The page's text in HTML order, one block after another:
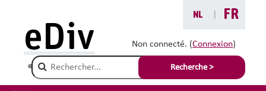
NL
FR
Non connecté. (Connexion)
Champ de recherche
Recherche >
eDiv
Glossaire
Résumé Module Loi : législation antidiscrimination